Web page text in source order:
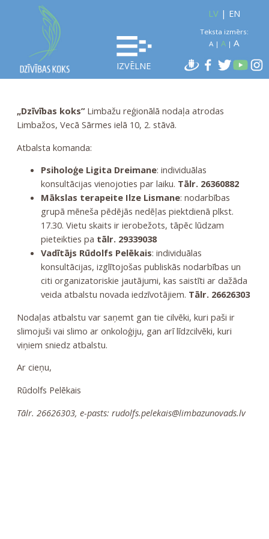
IZVĒLNE
LV| EN
Teksta izmērs:
A| A| A
„Dzīvības koks” Limbažu reģionālā nodaļa atrodas
Limbažos, Vecā Sārmes ielā 10, 2. stāvā.
Atbalsta komanda:
Psiholoģe Ligita Dreimane: individuālas
konsultācijas vienojoties par laiku. Tālr. 26360882
Mākslas terapeite Ilze Lismane: nodarbības
grupā mēneša pēdējās nedēļas piektdienā plkst.
17.30. Vietu skaits ir ierobežots, tāpēc lūdzam
pieteikties pa tālr. 29339038
Vadītājs Rūdolfs Pelēkais: individuālas
konsultācijas, izglītojošas publiskās nodarbības un
citi organizatoriskie jautājumi, kas saistīti ar dažāda
veida atbalstu novada iedzīvotājiem. Tālr. 26626303
Nodaļas atbalstu var saņemt gan tie cilvēki, kuri paši ir
slimojuši vai slimo ar onkoloģiju, gan arī līdzcilvēki, kuri
viņiem sniedz atbalstu.
Ar cieņu,
Rūdolfs Pelēkais
Tālr. 26626303, e-pasts: rudolfs.pelekais@limbazunovads.lv